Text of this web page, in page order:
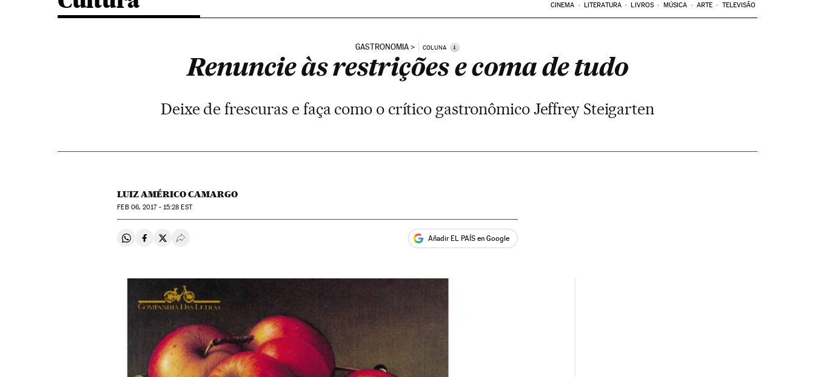
CINEMA LITERATURA LIVROS MÚSICA ARTE TELEVISÃO
GASTRONOMIA COLUNA i
Renuncie às restrições e coma de tudo
Deixe de frescuras e faça como o crítico gastronômico Jeffrey Steigarten
LUIZ AMÉRICO CAMARGO
FEB06, 2017 - 15:28 EST
Compartir en Whatsapp
Compartir en Facebook
Compartir en Twitter
Desplegar Redes Sociales Añadir EL PAÍS en Google